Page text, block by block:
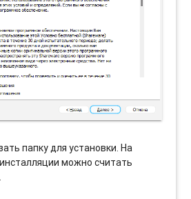
папку для установки. На
можно считать